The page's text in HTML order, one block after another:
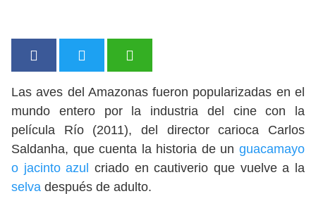
Las aves del Amazonas fueron popularizadas en el
mundo entero por la industria del cine con la
película Río (2011), del director carioca Carlos
Saldanha, que cuenta la historia de un guacamayo
o jacinto azul
criado en cautiverio que vuelve a la
selva después de adulto.